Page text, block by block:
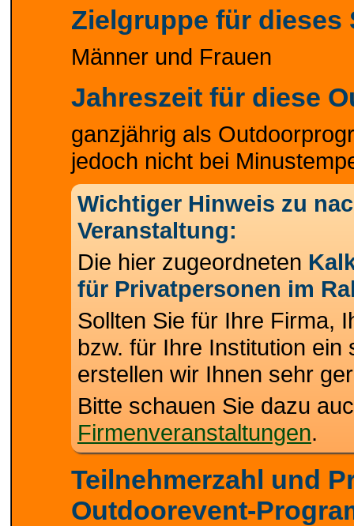
Zielgruppe für dieses
Männer und Frauen
Jahreszeit für diese
ganzjährig als
jedoch nicht bei
Wichtiger Hinweis zu
Veranstaltung:
Die hier zugeordneten
für Privatpersonen im
Sollten Sie für Ihre Firma,
bzw. für Ihre Institution
erstellen wir Ihnen sehr
Bitte schauen Sie dazu
Firmenveranstaltungen.
Teilnehmerzahl und
Outdoorevent-